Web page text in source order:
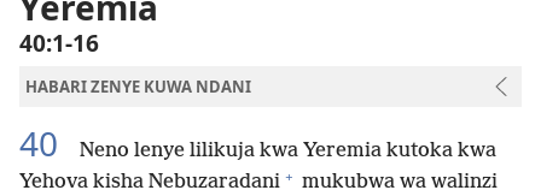
40:1-16
HABARI ZENYE KUWA NDANI
40
Neno lenye lilikuja kwa Yeremia kutoka kwa
Yehova kisha Nebuzaradani + mukubwa wa walinzi